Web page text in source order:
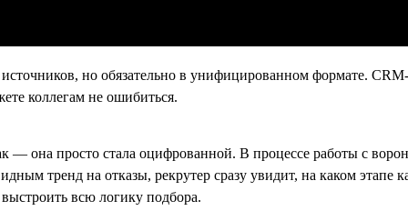
но обязательно в унифицированном формате.
коллегам не ошибиться.
— она просто стала оцифрованной. В процессе работы с
тренд на отказы, рекрутер сразу увидит, на каком этапе
всю логику подбора.